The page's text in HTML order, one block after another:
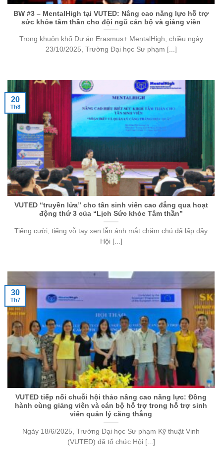
BW #3 – MentalHigh tại VUTED: Nâng cao năng lực hỗ trợ
sức khỏe tâm thần cho đội ngũ cán bộ và giảng viên
Trong khuôn khổ Dự án Erasmus+ MentalHigh, chiều ngày
23/10/2025, Trường Đại học Sư phạm [...]
VUTED “truyền lửa” cho tân sinh viên cao đẳng qua hoạt
động thứ 3 của “Lịch Sức khỏe Tâm thần”
Tiếng cười, tiếng vỗ tay xen lẫn ánh mắt chăm chú đã lấp đầy
Hội [...]
20
Th8
VUTED tiếp nối chuỗi hội thảo nâng cao năng lực: Đồng
hành cùng giảng viên và cán bộ hỗ trợ trong hỗ trợ sinh
viên quản lý căng thẳng
Ngày 18/6/2025, Trường Đại học Sư phạm Kỹ thuật Vinh
(VUTED) đã tổ chức Hội [...]
30
Th7